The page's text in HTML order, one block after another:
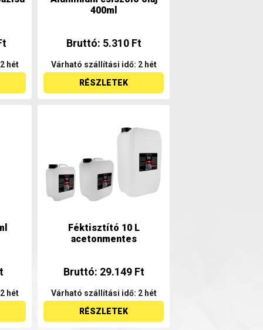
hét
400ml
Bruttó: 5.310 Ft
Várható szállítási idő: 2 hét
RÉSZLETEK
hét
Féktisztító 10 L
acetonmentes
Bruttó: 29.149 Ft
Várható szállítási idő: 2 hét
RÉSZLETEK